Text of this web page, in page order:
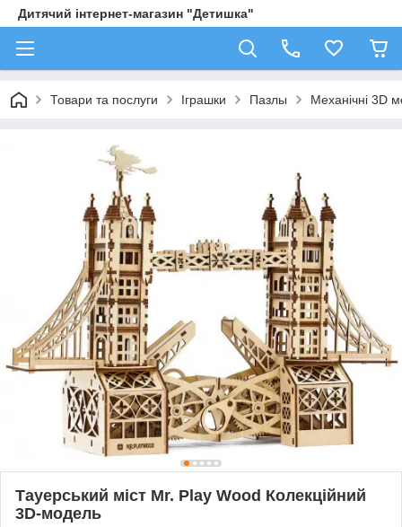
Дитячий інтернет-магазин "Детишка"
Товари та послуги Іграшки Пазлы Механічні 3D
Тауерський міст Mr. Play Wood Колекційний
3D-модель